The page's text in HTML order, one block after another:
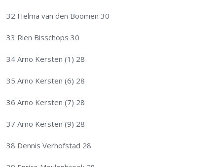
32 Helma van den Boomen 30
33 Rien Bisschops 30
34 Arno Kersten (1) 28
35 Arno Kersten (6) 28
36 Arno Kersten (7) 28
37 Arno Kersten (9) 28
38 Dennis Verhofstad 28